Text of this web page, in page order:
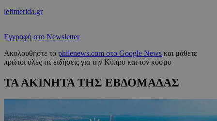
iefimerida.gr
Εγγραφή στο Newsletter
Ακολουθήστε το philenews.com στο Google News και μάθετε
πρώτοι όλες τις ειδήσεις για την Κύπρο και τον κόσμο
ΤΑ ΑΚΙΝΗΤΑ ΤΗΣ ΕΒΔΟΜΑΔΑΣ